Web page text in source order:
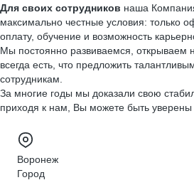
Для своих сотрудников наша
максимально честные условия: только
оплату, обучение и возможность
Мы постоянно развиваемся,
всегда есть, что предложить
сотрудникам.
За многие годы мы доказали свою
приходя к нам, Вы можете быть уверены
Воронеж
Город